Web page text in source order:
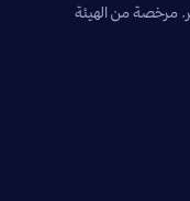
مرخصة من الهيئة